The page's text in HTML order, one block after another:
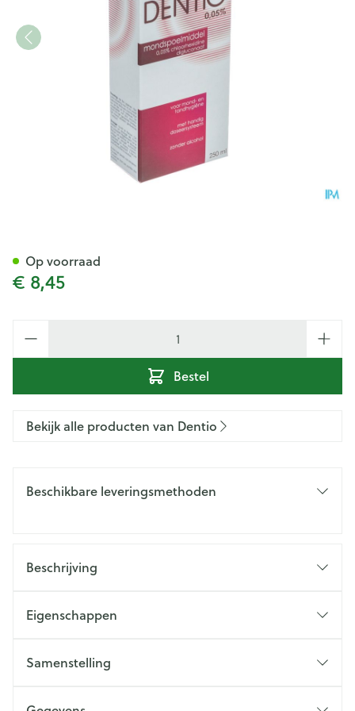
€ 8,45
Bestel
Op voorraad
Bekijk alle producten van Dentio
Beschikbare leveringsmethoden
Beschrijving
Eigenschappen
Samenstelling